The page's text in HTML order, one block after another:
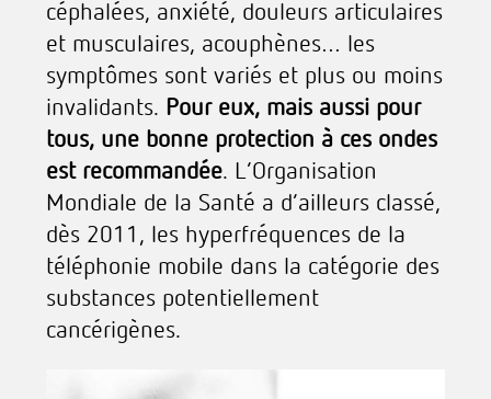
céphalées, anxiété, douleurs articulaires
et musculaires, acouphènes… les
symptômes sont variés et plus ou moins
invalidants. Pour eux, mais aussi pour
tous, une bonne protection à ces ondes
est recommandée. L’Organisation
Mondiale de la Santé a d’ailleurs classé,
dès 2011, les hyperfréquences de la
téléphonie mobile dans la catégorie des
substances potentiellement
cancérigènes.